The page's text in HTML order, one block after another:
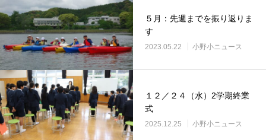
５月：先週までを振り返りま
す
2023.05.22 小野小ニュース
１２／２４（水）2学期終業
式
2025.12.25 小野小ニュース